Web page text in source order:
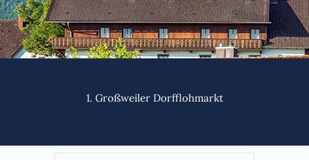
1. Großweiler Dorfflohmarkt